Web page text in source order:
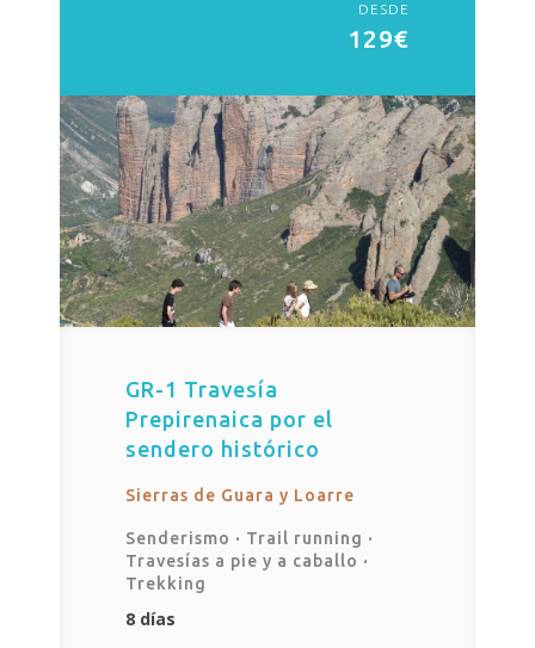
DESDE
129€
GR-1 Travesía
Prepirenaica por el
sendero histórico
Sierras de Guara y Loarre
Senderismo · Trail running ·
Travesías a pie y a caballo ·
Trekking
8 días